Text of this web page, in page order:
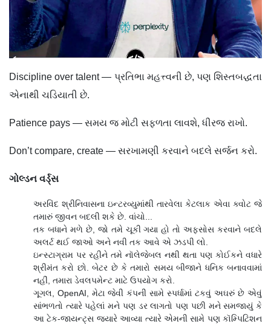
Discipline over talent — પ્રતિભા મહત્ત્વની છે, પણ શિસ્તબદ્ધતા
એનાથી ચડિયાતી છે.
Patience pays — સમય જ મોટી સફળતા લાવશે, ધીરજ રાખો.
Don’t compare, create — સરખામણી કરવાને બદલે સર્જન કરો.
ગોલ્ડન વર્ડ્‍સ
અરવિંદ શ્રીનિવાસના ઇન્ટરવ્યુમાંથી તારવેલા કેટલાક એવા ક્વોટ જે
તમારું જીવન બદલી શકે છે. વાંચો...
તક બધાને મળે છે, જો તમે ચૂકી ગયા હો તો અફસોસ કરવાને બદલે
અલર્ટ થઈ જાઓ અને નવી તક આવે એ ઝડપી લો.
ઇન્સ્ટાગ્રામ પર રહીને તમે નૉલેજેબલ નથી થતા પણ કોઈકને વધારે
શ્રીમંત કરો છો. બેટર છે કે તમારો સમય બીજાને ધનિક બનાવવામાં
નહીં, તમારા ડેવલપમેન્ટ માટે ઉપયોગ કરો.
ગૂગલ, OpenAI, મેટા જેવી કંપની સામે સ્પર્ધામાં ટકવું અઘરું છે એવું
સાંભળતો ત્યારે પહેલાં મને પણ ડર લાગતો પણ પછી મને સમજાયું કે
આ ટેક-જાયન્ટ્સ જ્યારે આવ્યા ત્યારે એમની સામે પણ કૉમ્પિટિશન